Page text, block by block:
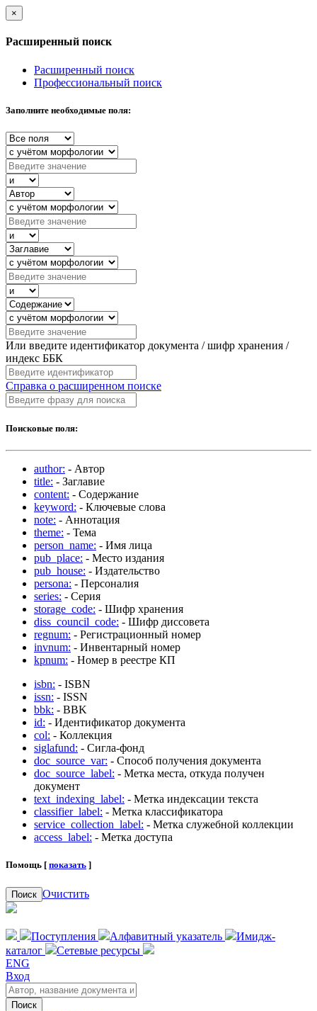
×
Расширенный поиск
Расширенный поиск
Профессиональный поиск
Заполните необходимые поля:
Или введите идентификатор документа / шифр хранения /
индекс ББК
Справка о расширенном поиске
Поисковые поля:
author: - Автор
title: - Заглавие
content: - Содержание
keyword: - Ключевые слова
note: - Аннотация
theme: - Тема
person_name: - Имя лица
pub_place: - Место издания
pub_house: - Издательство
persona: - Персоналия
series: - Серия
storage_code: - Шифр хранения
diss_council_code: - Шифр диссовета
regnum: - Регистрационный номер
invnum: - Инвентарный номер
kpnum: - Номер в реестре КП
isbn: - ISBN
issn: - ISSN
bbk: - BBK
id: - Идентификатор документа
col: - Коллекция
siglafund: - Сигла-фонд
doc_source_var: - Способ получения документа
doc_source_label: - Метка места, откуда получен
документ
text_indexing_label: - Метка индексации текста
classifier_label: - Метка классификатора
service_collection_label: - Метка служебной коллекции
access_label: - Метка доступа
Помощь [ показать ]
Поиск Очистить
Поступления Алфавитный указатель
Имидж-
каталог
Сетевые ресурсы
ENG
Вход
Поиск